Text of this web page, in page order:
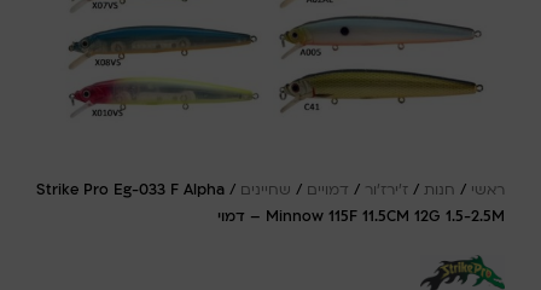
ראשי / חנות / ז'ירז'ור / דמויים / שחיינים /
Strike Pro Eg-033 F Alpha
Minnow 115F 11.5CM 12G 1.5-2.5M – דמוי